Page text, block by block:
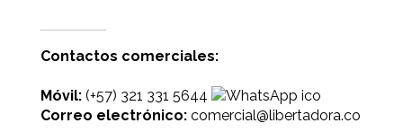
Contactos comerciales:
Móvil: (+57) 321 331 5644
Correo electrónico:comercial@libertadora.co